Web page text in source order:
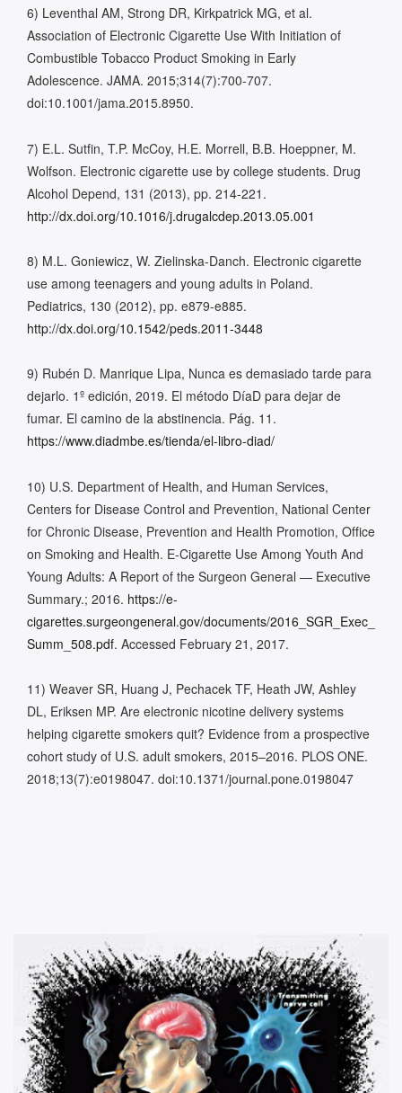
6) Leventhal AM, Strong DR, Kirkpatrick MG, et al.
Association of Electronic Cigarette Use With Initiation of
Combustible Tobacco Product Smoking in Early
Adolescence. JAMA. 2015;314(7):700-707.
doi:10.1001/jama.2015.8950.
7) E.L. Sutfin, T.P. McCoy, H.E. Morrell, B.B. Hoeppner, M.
Wolfson. Electronic cigarette use by college students. Drug
Alcohol Depend, 131 (2013), pp. 214-221.
http://dx.doi.org/10.1016/j.drugalcdep.2013.05.001
8) M.L. Goniewicz, W. Zielinska-Danch. Electronic cigarette
use among teenagers and young adults in Poland.
Pediatrics, 130 (2012), pp. e879-e885.
http://dx.doi.org/10.1542/peds.2011-3448
9) Rubén D. Manrique Lipa, Nunca es demasiado tarde para
dejarlo. 1º edición, 2019. El método DíaD para dejar de
fumar. El camino de la abstinencia. Pág. 11.
https://www.diadmbe.es/tienda/el-libro-diad/
10) U.S. Department of Health, and Human Services,
Centers for Disease Control and Prevention, National Center
for Chronic Disease, Prevention and Health Promotion, Office
on Smoking and Health. E-Cigarette Use Among Youth And
Young Adults: A Report of the Surgeon General — Executive
Summary.; 2016. https://e-
cigarettes.surgeongeneral.gov/documents/2016_SGR_Exec_
Summ_508.pdf. Accessed February 21, 2017.
11) Weaver SR, Huang J, Pechacek TF, Heath JW, Ashley
DL, Eriksen MP. Are electronic nicotine delivery systems
helping cigarette smokers quit? Evidence from a prospective
cohort study of U.S. adult smokers, 2015–2016. PLOS ONE.
2018;13(7):e0198047. doi:10.1371/journal.pone.0198047